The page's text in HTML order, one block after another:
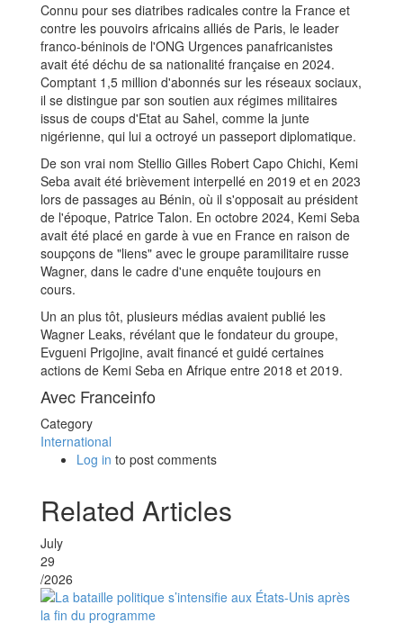
Connu pour ses diatribes radicales contre la France et
contre les pouvoirs africains alliés de Paris, le leader
franco-béninois de l'ONG Urgences panafricanistes
avait été déchu de sa nationalité française en 2024.
Comptant 1,5 million d'abonnés sur les réseaux sociaux,
il se distingue par son soutien aux régimes militaires
issus de coups d'Etat au Sahel, comme la junte
nigérienne, qui lui a octroyé un passeport diplomatique.
De son vrai nom Stellio Gilles Robert Capo Chichi, Kemi
Seba avait été brièvement interpellé en 2019 et en 2023
lors de passages au Bénin, où il s'opposait au président
de l'époque, Patrice Talon. En octobre 2024, Kemi Seba
avait été placé en garde à vue en France en raison de
soupçons de "liens" avec le groupe paramilitaire russe
Wagner, dans le cadre d'une enquête toujours en
cours.
Un an plus tôt, plusieurs médias avaient publié les
Wagner Leaks, révélant que le fondateur du groupe,
Evgueni Prigojine, avait financé et guidé certaines
actions de Kemi Seba en Afrique entre 2018 et 2019.
Avec Franceinfo
Category
International
Log in to post comments
Related Articles
July
29
/2026